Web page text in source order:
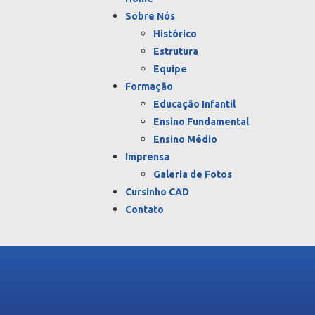
Sobre Nós
Histórico
Estrutura
Equipe
Formação
Educação Infantil
Ensino Fundamental
Ensino Médio
Imprensa
Galeria de Fotos
Cursinho CAD
Contato